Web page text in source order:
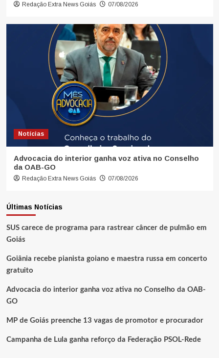
Redação Extra News Goiás 07/08/2026
Notícias
Advocacia do interior ganha voz ativa no Conselho
da OAB-GO
Redação Extra News Goiás 07/08/2026
Últimas Notícias
SUS carece de programa para rastrear câncer de pulmão em
Goiás
Goiânia recebe pianista goiano e maestra russa em concerto
gratuito
Advocacia do interior ganha voz ativa no Conselho da OAB-
GO
MP de Goiás preenche 13 vagas de promotor e procurador
Campanha de Lula ganha reforço da Federação PSOL-Rede